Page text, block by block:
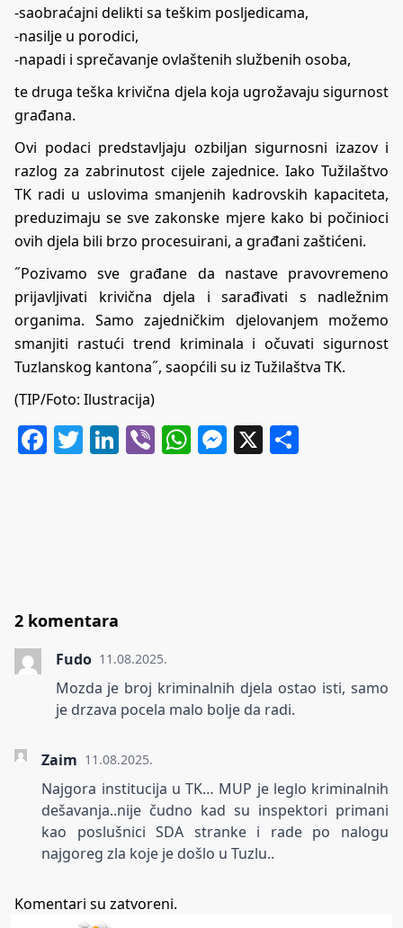
-saobraćajni delikti sa teškim posljedicama,
-nasilje u porodici,
-napadi i sprečavanje ovlaštenih službenih osoba,
te druga teška krivična djela koja ugrožavaju sigurnost
građana.
Ovi podaci predstavljaju ozbiljan sigurnosni izazov i
razlog za zabrinutost cijele zajednice. Iako Tužilaštvo
TK radi u uslovima smanjenih kadrovskih kapaciteta,
preduzimaju se sve zakonske mjere kako bi počinioci
ovih djela bili brzo procesuirani, a građani zaštićeni.
˝Pozivamo sve građane da nastave pravovremeno
prijavljivati krivična djela i sarađivati s nadležnim
organima. Samo zajedničkim djelovanjem možemo
smanjiti rastući trend kriminala i očuvati sigurnost
Tuzlanskog kantona˝, saopćili su iz Tužilaštva TK.
(TIP/Foto: Ilustracija)
Facebook
Twitter
LinkedIn
ViberWhatsApp
Messenger
X
2 komentara
Fudo 11.08.2025.
Mozda je broj kriminalnih djela ostao isti, samo
je drzava pocela malo bolje da radi.
Zaim 11.08.2025.
Najgora institucija u TK… MUP je leglo kriminalnih
dešavanja..nije čudno kad su inspektori primani
kao poslušnici SDA stranke i rade po nalogu
najgoreg zla koje je došlo u Tuzlu..
Komentari su zatvoreni.